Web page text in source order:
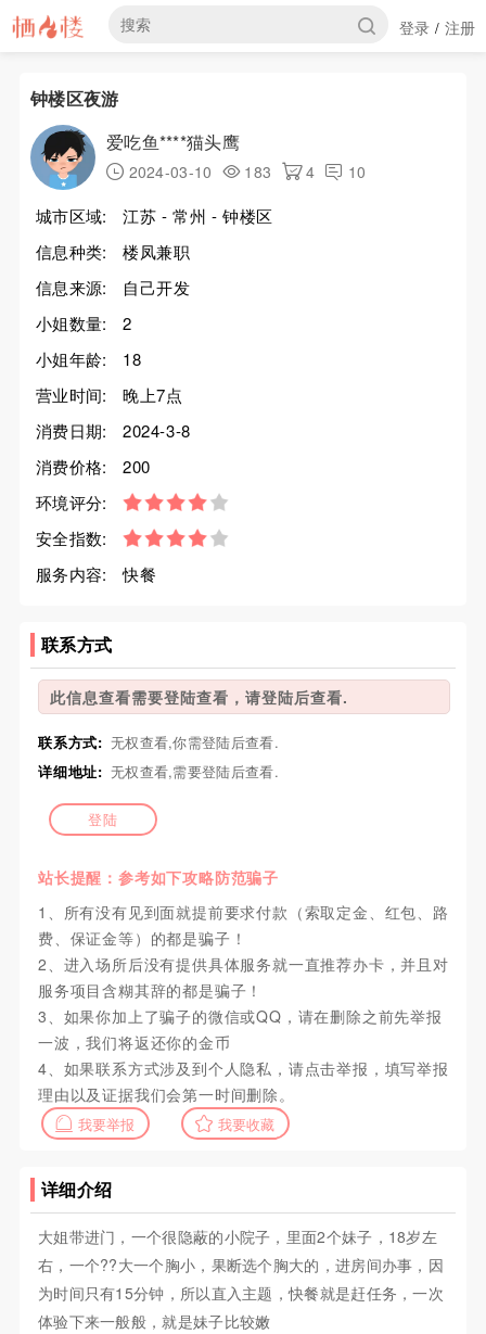
登录 / 注册
钟楼区夜游
爱吃鱼****猫头鹰
2024-03-10 183 4 10
城市区域:
江苏 - 常州 - 钟楼区
信息种类:
楼凤兼职
信息来源:
自己开发
小姐数量:
2
小姐年龄:
18
营业时间:
晚上7点
消费日期:
2024-3-8
消费价格:
200
环境评分:
安全指数:
服务内容:
快餐
联系方式
此信息查看需要登陆查看，请登陆后查看.
联系方式: 无权查看,你需登陆后查看.
详细地址: 无权查看,需要登陆后查看.
登陆
站长提醒：参考如下攻略防范骗子
1、所有没有见到面就提前要求付款（索取定金、红包、路
费、保证金等）的都是骗子！
2、进入场所后没有提供具体服务就一直推荐办卡，并且对
服务项目含糊其辞的都是骗子！
3、如果你加上了骗子的微信或QQ，请在删除之前先举报
一波，我们将返还你的金币
4、如果联系方式涉及到个人隐私，请点击举报，填写举报
理由以及证据我们会第一时间删除。
我要举报 我要收藏
详细介绍
大姐带进门，一个很隐蔽的小院子，里面2个妹子，18岁左
右，一个??大一个胸小，果断选个胸大的，进房间办事，因
为时间只有15分钟，所以直入主题，快餐就是赶任务，一次
体验下来一般般，就是妹子比较嫩